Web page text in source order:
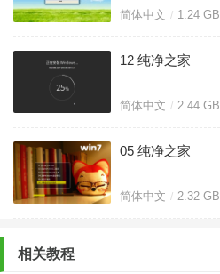
简体中文 1.24 GB
12 纯净之家
简体中文 2.44 GB
05 纯净之家
简体中文 2.32 GB
相关教程